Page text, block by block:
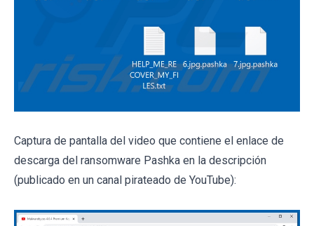
Captura de pantalla del video que contiene el enlace de
descarga del ransomware Pashka en la descripción
(publicado en un canal pirateado de YouTube):